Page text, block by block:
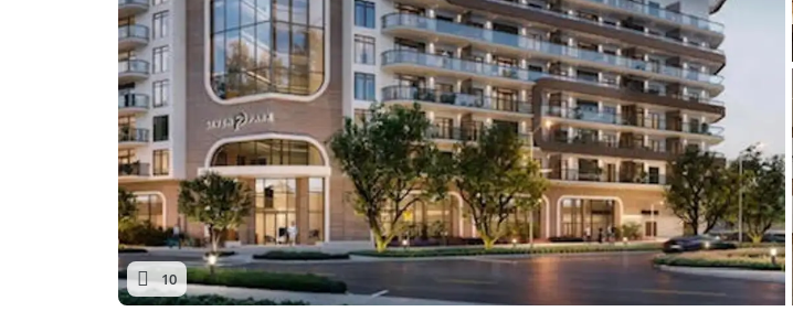
10